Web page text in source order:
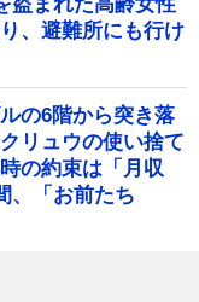
まれた高齢女性
、避難所にも行け
の6階から突き落
リュウの使い捨て
の約束は「月収
、「お前たち